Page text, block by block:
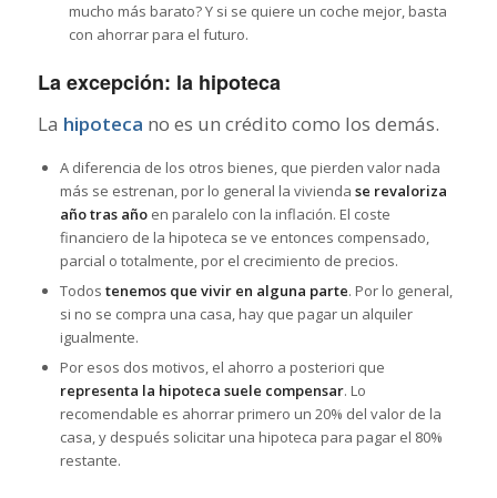
mucho más barato? Y si se quiere un coche mejor, basta
con ahorrar para el futuro.
La excepción: la hipoteca
La hipoteca no es un crédito como los demás.
A diferencia de los otros bienes, que pierden valor nada
más se estrenan, por lo general la vivienda se revaloriza
año tras añoen paralelo con la inflación. El coste
financiero de la hipoteca se ve entonces compensado,
parcial o totalmente, por el crecimiento de precios.
Todos tenemos que vivir en alguna parte. Por lo general,
si no se compra una casa, hay que pagar un alquiler
igualmente.
Por esos dos motivos, el ahorro a posteriori que
representa la hipoteca suele compensar. Lo
recomendable es ahorrar primero un 20% del valor de la
casa, y después solicitar una hipoteca para pagar el 80%
restante.